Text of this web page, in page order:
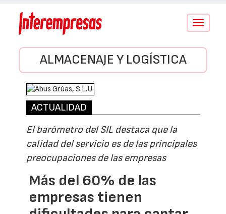
Conmutar
ALMACENAJE Y LOGÍSTICA
ACTUALIDAD
El barómetro del SIL destaca que la
calidad del servicio es de las principales
preocupaciones de las empresas
Más del 60% de las
empresas tienen